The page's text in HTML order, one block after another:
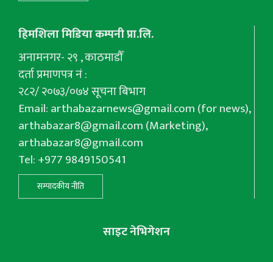
हिमशिला मिडिया कम्पनी प्रा.लि.
अनामनगर- २९ , काठमाडौँ
दर्ता प्रमाणपत्र नं :
२८२/ २०७३/०७४ सूचना बिभाग
Email:arthabazarnews@gmail.com(for news),
arthabazar8@gmail.com(Marketing),
arthabazar8@gmail.com
Tel: +977 9849150541
सम्पादकीय नीति
साइट नेभिगेशन